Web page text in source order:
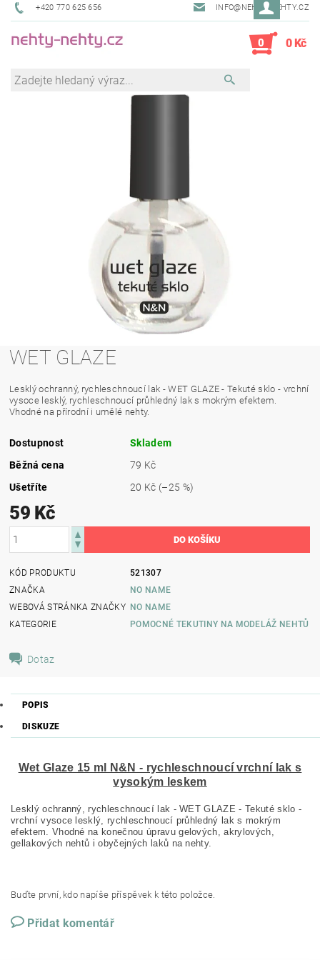
+420 770 625 656 INFO@NEHTY-NEHTY.CZ
0 0 Kč
WET GLAZE
Lesklý ochranný, rychleschnoucí lak - WET GLAZE - Tekuté sklo - vrchní
vysoce lesklý, rychleschnoucí průhledný lak s mokrým efektem.
Vhodné na přírodní i umělé nehty.
Dostupnost
Skladem
Běžná cena
79 Kč
Ušetříte
20 Kč (–25 %)
59 Kč
KÓD PRODUKTU
521307
ZNAČKA
NO NAME
WEBOVÁ STRÁNKA ZNAČKY NO NAME
KATEGORIE
POMOCNÉ TEKUTINY NA MODELÁŽ NEHTŮ
Dotaz
POPIS
DISKUZE
Wet Glaze 15 ml N&N - rychleschnoucí vrchní lak s
vysokým leskem
Lesklý ochranný, rychleschnoucí lak - WET GLAZE - Tekuté sklo -
vrchní vysoce lesklý, rychleschnoucí průhledný lak s mokrým
efektem. Vhodné na konečnou úpravu gelových, akrylových,
gellakových nehtů i obyčejných laků na nehty.
Buďte první, kdo napíše příspěvek k této položce.
Přidat komentář